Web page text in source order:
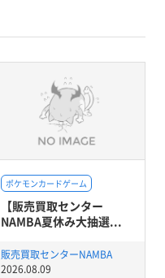
ポケモンカードゲーム
【販売買取センター
NAMBA夏休み大抽選...
販売買取センターNAMBA
2026.08.09